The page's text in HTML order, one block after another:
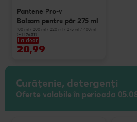
Pantene Pro-v
Balsam pentru păr 275 ml
100 ml / 200 ml / 220 ml / 275 ml / 400 ml
(=1 l 76.33)
La doar
20,99
Curățenie, detergenți
Oferte valabile în perioada